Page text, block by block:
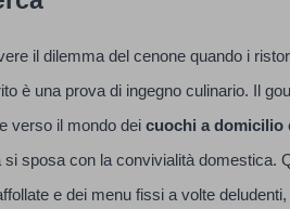
il dilemma del cenone quando i
è una prova di ingegno culinario. Il
verso il mondo dei cuochi a domicilio
si sposa con la convivialità domestica.
e dei menu fissi a volte